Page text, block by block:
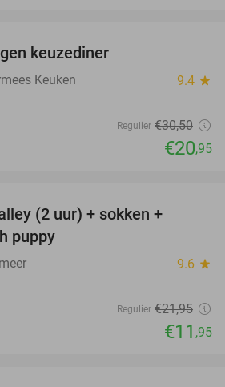
keuzediner
Keuken 9.4 star
Regulier €30,50
€20,95
(2 uur) + sokken +
puppy
9.6 star
Regulier €21,95
€11 ,95